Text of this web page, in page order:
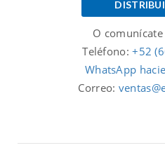
O
Teléfono:+52
WhatsApp
Correo: